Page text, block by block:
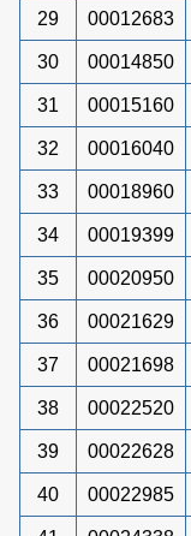
29 00012683
30 00014850
31 00015160
32 00016040
33 00018960
34 00019399
35 00020950
36 00021629
37 00021698
38 00022520
39 00022628
40 00022985